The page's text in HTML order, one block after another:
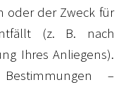
oder der Zweck für
(z. B. nach
Ihres Anliegens).
–